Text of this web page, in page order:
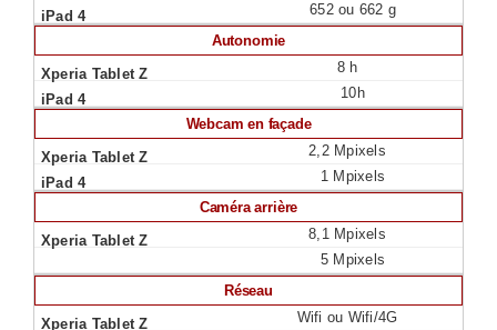
652 ou 662 g
Autonomie
8 h
10h
Webcam en façade
2,2 Mpixels
1 Mpixels
Caméra arrière
8,1 Mpixels
5 Mpixels
Réseau
Wifi ou Wifi/4G